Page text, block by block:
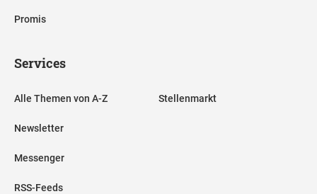
Promis
Services
Alle Themen von A-Z
Newsletter
Messenger
RSS-Feeds
Stellenmarkt